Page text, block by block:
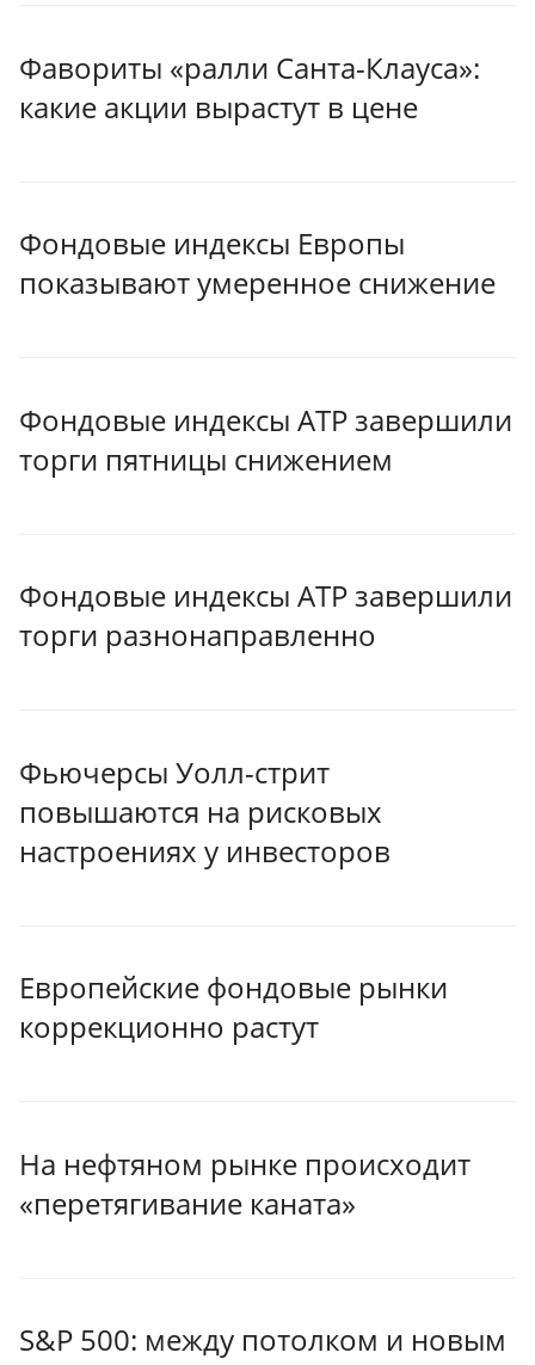
Фавориты «ралли Санта-Клауса»:
какие акции вырастут в цене
Фондовые индексы Европы
показывают умеренное снижение
Фондовые индексы АТР завершили
торги пятницы снижением
Фондовые индексы АТР завершили
торги разнонаправленно
Фьючерсы Уолл-стрит
повышаются на рисковых
настроениях у инвесторов
Европейские фондовые рынки
коррекционно растут
На нефтяном рынке происходит
«перетягивание каната»
S&P 500: между потолком и новым